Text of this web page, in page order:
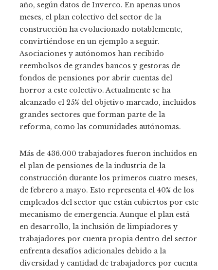
año, según datos de Inverco. En apenas unos
meses, el plan colectivo del sector de la
construcción ha evolucionado notablemente,
convirtiéndose en un ejemplo a seguir.
Asociaciones y autónomos han recibido
reembolsos de grandes bancos y gestoras de
fondos de pensiones por abrir cuentas del
horror a este colectivo. Actualmente se ha
alcanzado el 25% del objetivo marcado, incluidos
grandes sectores que forman parte de la
reforma, como las comunidades autónomas.
Más de 436.000 trabajadores fueron incluidos en
el plan de pensiones de la industria de la
construcción durante los primeros cuatro meses,
de febrero a mayo. Esto representa el 40% de los
empleados del sector que están cubiertos por este
mecanismo de emergencia. Aunque el plan está
en desarrollo, la inclusión de limpiadores y
trabajadores por cuenta propia dentro del sector
enfrenta desafíos adicionales debido a la
diversidad y cantidad de trabajadores por cuenta